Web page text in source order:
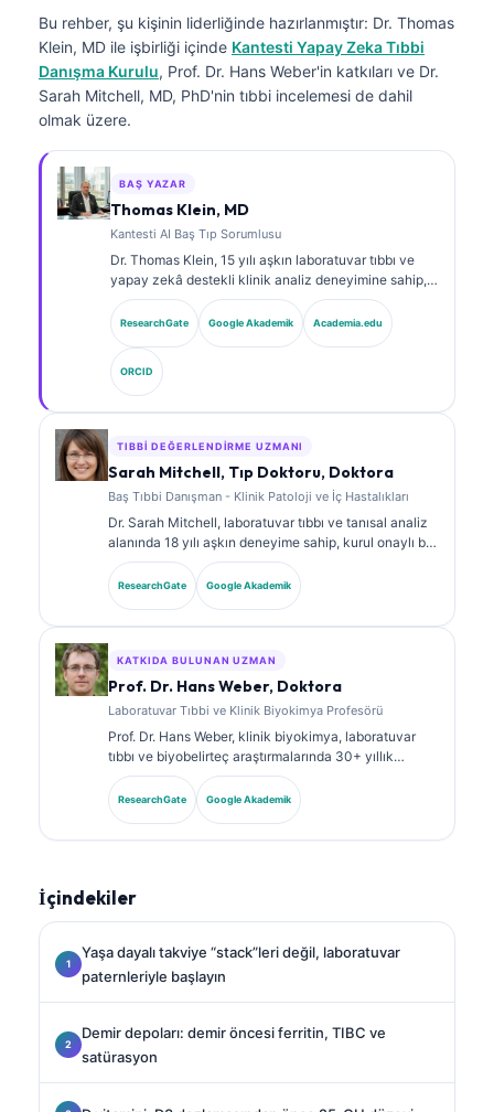
Bu rehber, şu kişinin liderliğinde hazırlanmıştır: Dr. Thomas
Klein, MD ile işbirliği içinde Kantesti Yapay Zeka Tıbbi
Danışma Kurulu, Prof. Dr. Hans Weber'in katkıları ve Dr.
Sarah Mitchell, MD, PhD'nin tıbbi incelemesi de dahil
olmak üzere.
BAŞ YAZAR
Thomas Klein, MD
Kantesti AI Baş Tıp Sorumlusu
Dr. Thomas Klein, 15 yılı aşkın laboratuvar tıbbı ve
yapay zekâ destekli klinik analiz deneyimine sahip,
kurul onaylı bir klinik hematolog ve dâhiliye
uzmanıdır. Kantesti AI bünyesinde Tıbbi Direktör
olarak, tescilli sinir ağının tıbbi doğruluğuna ilişkin
klinik gözetim sağlar. Dr. Klein, biyobelirteç
yorumlanması ve laboratuvar tıbbı konularında
laboratuvar tanılarına ilişkin kapsamlı yayınlar
yapmıştır.
ResearchGate Google Akademik Academia.edu
ORCID
TIBBI DEĞERLENDIRME UZMANI
Sarah Mitchell, Tıp Doktoru, Doktora
Baş Tıbbi Danışman - Klinik Patoloji ve İç Hastalıkları
Dr. Sarah Mitchell, laboratuvar tıbbı ve tanısal analiz
alanında 18 yılı aşkın deneyime sahip, kurul onaylı bir
klinik patologdur. Klinik kimya alanında uzmanlık
sertifikalarına sahiptir ve klinik uygulamada
biyobelirteç panelleri ile laboratuvar analizi üzerine
ResearchGate Google Akademik
KATKIDA BULUNAN UZMAN
Prof. Dr. Hans Weber, Doktora
Laboratuvar Tıbbi ve Klinik Biyokimya Profesörü
Prof. Dr. Hans Weber, klinik biyokimya, laboratuvar
tıbbı ve biyobelirteç araştırmalarında 30+ yıllık
uzmanlığa sahiptir. Alman Klinik Kimya Derneği’nin
eski Başkanıdır; tanısal panel analizi, biyobelirteç
standardizasyonu ve yapay zeka destekli laboratuvar
ResearchGate Google Akademik
İçindekiler
Yaşa dayalı takviye “stack”leri değil, laboratuvar
paternleriyle başlayın
Demir depoları: demir öncesi ferritin, TIBC ve
satürasyon